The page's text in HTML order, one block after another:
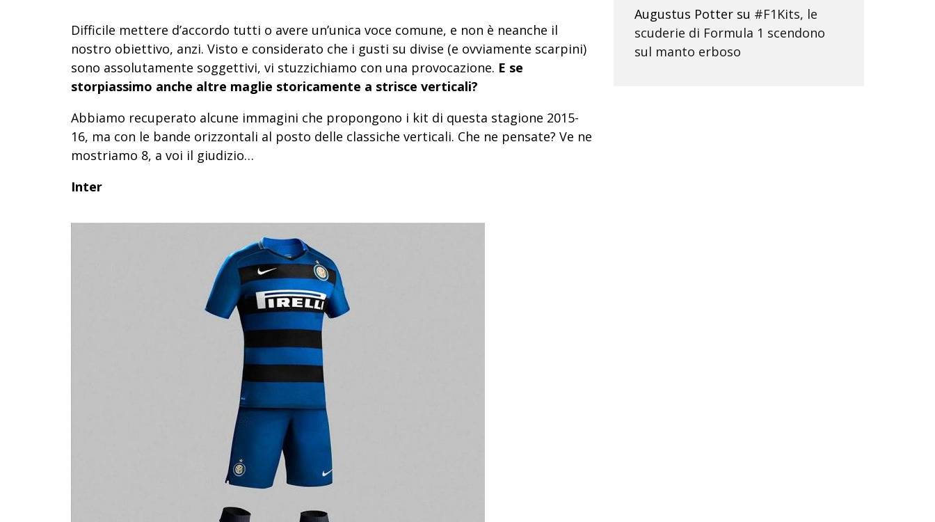
Difficile mettere d’accordo tutti o avere un’unica voce comune, e non è neanche il
nostro obiettivo, anzi. Visto e considerato che i gusti su divise (e ovviamente scarpini)
sono assolutamente soggettivi, vi stuzzichiamo con una provocazione. E se
storpiassimo anche altre maglie storicamente a strisce verticali?
Abbiamo recuperato alcune immagini che propongono i kit di questa stagione 2015-
16, ma con le bande orizzontali al posto delle classiche verticali. Che ne pensate? Ve ne
mostriamo 8, a voi il giudizio…
Inter
Augustus Potter su #F1Kits, le
scuderie di Formula 1 scendono
sul manto erboso